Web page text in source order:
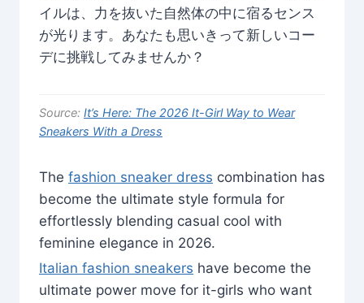
イルは、力を抜いた自然体の中に宿るセンス
が光ります。あなたも思いきって新しいコー
デに挑戦してみませんか？
Source: It’s Here: The 2026 It-Girl Way to Wear
Sneakers With a Dress
The fashion sneaker dress combination has
become the ultimate style formula for
effortlessly blending casual cool with
feminine elegance in 2026.
Italian fashion sneakers have become the
ultimate power move for it-girls who want